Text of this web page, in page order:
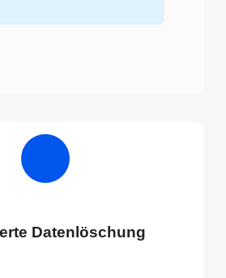
Datenlöschung